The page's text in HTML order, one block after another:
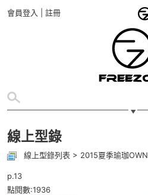
會員登入 註冊
線上型錄
線上型錄列表 > 2015夏季瑜珈OWN
p.13
點閱數:1936